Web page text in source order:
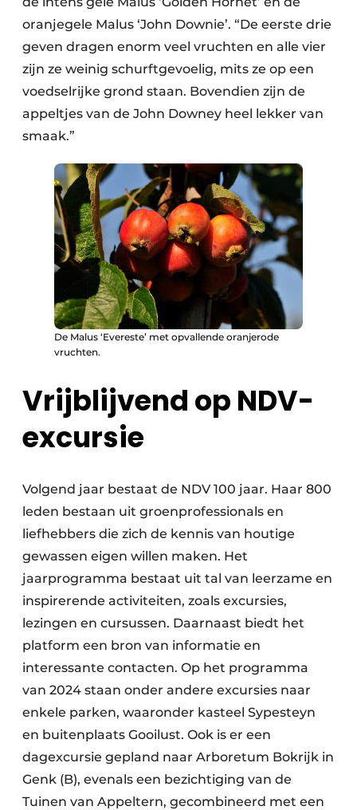
oranjegele Malus ‘John Downie’. “De eerste drie
geven dragen enorm veel vruchten en alle vier
zijn ze weinig schurftgevoelig, mits ze op een
voedselrijke grond staan. Bovendien zijn de
appeltjes van de John Downey heel lekker van
smaak.”
De Malus ‘Evereste’ met opvallende oranjerode
vruchten.
Vrijblijvend op NDV-
excursie
Volgend jaar bestaat de NDV 100 jaar. Haar 800
leden bestaan uit groenprofessionals en
liefhebbers die zich de kennis van houtige
gewassen eigen willen maken. Het
jaarprogramma bestaat uit tal van leerzame en
inspirerende activiteiten, zoals excursies,
lezingen en cursussen. Daarnaast biedt het
platform een bron van informatie en
interessante contacten. Op het programma
van 2024 staan onder andere excursies naar
enkele parken, waaronder kasteel Sypesteyn
en buitenplaats Gooilust. Ook is er een
dagexcursie gepland naar Arboretum Bokrijk in
Genk (B), evenals een bezichtiging van de
Tuinen van Appeltern, gecombineerd met een